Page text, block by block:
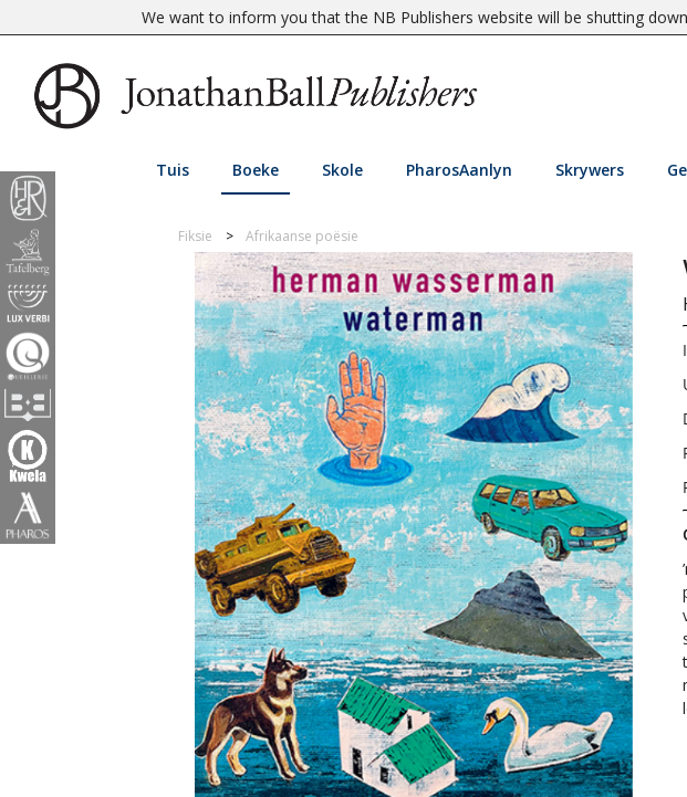
We want to inform you that the NB Publishers website will be shutting
Tuis Boeke Skole PharosAanlyn Skrywers
Fiksie Afrikaanse poësie